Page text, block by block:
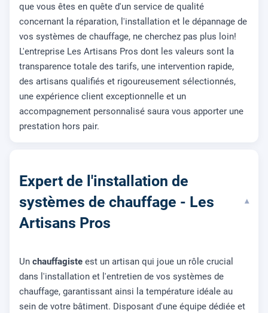
que vous êtes en quête d'un service de qualité
concernant la réparation, l'installation et le dépannage de
vos systèmes de chauffage, ne cherchez pas plus loin!
L'entreprise Les Artisans Pros dont les valeurs sont la
transparence totale des tarifs, une intervention rapide,
des artisans qualifiés et rigoureusement sélectionnés,
une expérience client exceptionnelle et un
accompagnement personnalisé saura vous apporter une
prestation hors pair.
Expert de l'installation de
systèmes de chauffage - Les
Artisans Pros
▾
Un chauffagiste est un artisan qui joue un rôle crucial
dans l'installation et l'entretien de vos systèmes de
chauffage, garantissant ainsi la température idéale au
sein de votre bâtiment. Disposant d'une équipe dédiée et